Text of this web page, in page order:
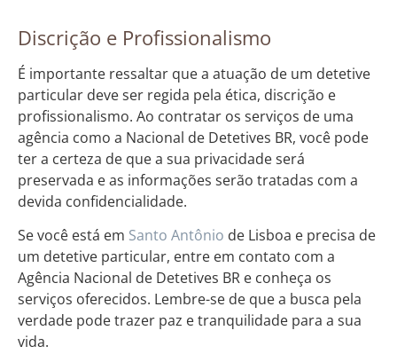
Discrição e Profissionalismo
É importante ressaltar que a atuação de um detetive
particular deve ser regida pela ética, discrição e
profissionalismo. Ao contratar os serviços de uma
agência como a Nacional de Detetives BR, você pode
ter a certeza de que a sua privacidade será
preservada e as informações serão tratadas com a
devida confidencialidade.
Se você está em Santo Antônio de Lisboa e precisa de
um detetive particular, entre em contato com a
Agência Nacional de Detetives BR e conheça os
serviços oferecidos. Lembre-se de que a busca pela
verdade pode trazer paz e tranquilidade para a sua
vida.